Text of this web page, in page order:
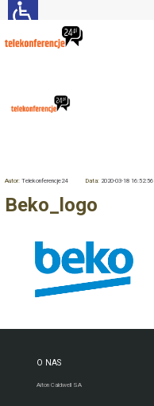
Autor:Telekonferencje24 Data: 2020-03-18 16:52:56
Beko_logo
O NAS
Aiton Caldwell SA